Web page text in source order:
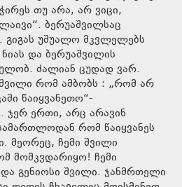
თუ არა, არ ვიცი,
ბერუაშვილსაც
გიგას უშუალო მკვლელებს
და ბერუაშვილის
ძალიან ცუდად ვარ.
რომ ამბობს : „რომ არ
წაიყვანეთო“-
ჯერ ერთი, არც არავინ
რომ წაიყვანეს
მეორეც, ჩემი შვილი
მომკვდარიყო! ჩემი
გენიოსი შვილი. ჯანმრთელი